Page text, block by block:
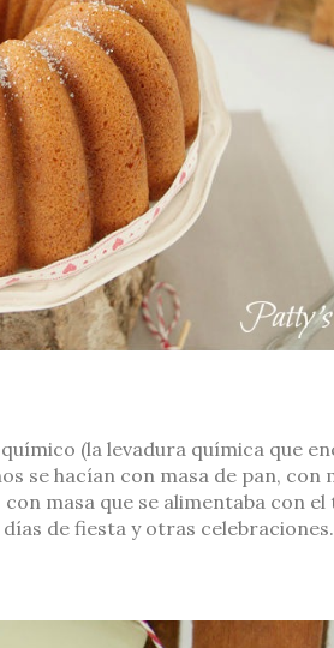
(la levadura química que
se hacían con masa de pan, con
masa que se alimentaba con
de fiesta y otras celebraciones.